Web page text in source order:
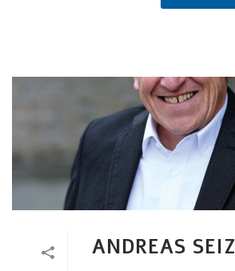
ANDREAS SEIZ